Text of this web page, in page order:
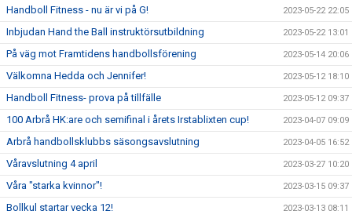
Handboll Fitness - nu är vi på G! 2023-05-22 22:05
Inbjudan Hand the Ball instruktörsutbildning 2023-05-22 13:01
På väg mot Framtidens handbollsförening 2023-05-14 20:06
Välkomna Hedda och Jennifer! 2023-05-12 18:10
Handboll Fitness- prova på tillfälle 2023-05-12 09:37
100 Arbrå HK:are och semifinal i årets Irstablixten cup! 2023-04-07 09:09
Arbrå handbollsklubbs säsongsavslutning 2023-04-05 16:52
Våravslutning 4 april 2023-03-27 10:20
Våra "starka kvinnor"! 2023-03-15 09:37
Bollkul startar vecka 12! 2023-03-13 08:11